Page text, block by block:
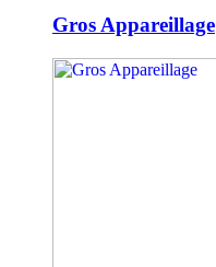
Gros Appareillage